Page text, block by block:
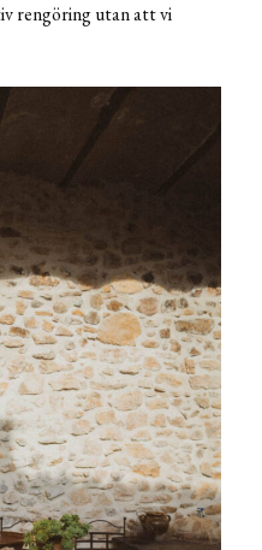
rengöring utan att vi